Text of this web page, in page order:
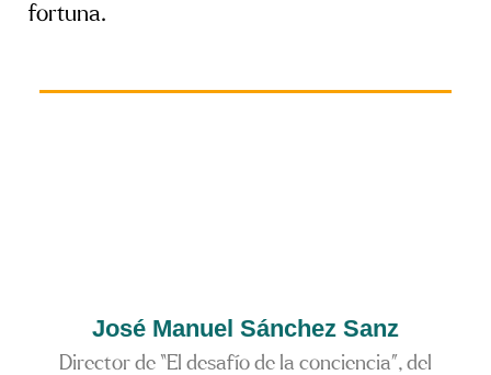
fortuna.
José Manuel Sánchez Sanz
Director de “El desafío de la conciencia”, del